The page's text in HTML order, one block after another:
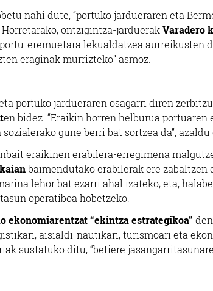
nahi dute, “portuko jardueraren eta
ontzigintza-jarduerakVaradero
eremuetara lekualdatzea aurreikusten
eraginak murrizteko” asmoz.
portuko jardueraren osagarri diren zerbitzu
en bidez. “Eraikin horren helburua portuaren
gune berri bat sortzea da”, azaldu
eraikinen erabilera-erregimena
baimendutako erabilerak ere zabaltzen
lehor bat ezarri ahal izateko; eta,
operatiboa hobetzeko.
ekonomiarentzat “ekintza estrategikoa” den
aisialdi-nautikari, turismoari eta
sustatuko ditu, “betiere